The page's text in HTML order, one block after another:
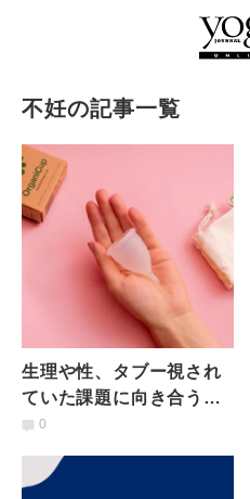
不妊の記事一覧
生理や性、タブー視され
ていた課題に向き合う
「フェムテック」は女性
0